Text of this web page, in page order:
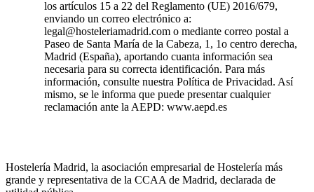
los artículos 15 a 22 del Reglamento (UE) 2016/679,
enviando un correo electrónico a:
legal@hosteleriamadrid.com o mediante correo postal a
Paseo de Santa María de la Cabeza, 1, 1o centro derecha,
Madrid (España), aportando cuanta información sea
necesaria para su correcta identificación. Para más
información, consulte nuestra Política de Privacidad. Así
mismo, se le informa que puede presentar cualquier
reclamación ante la AEPD: www.aepd.es
Hostelería Madrid, la asociación empresarial de Hostelería más
grande y representativa de la CCAA de Madrid, declarada de